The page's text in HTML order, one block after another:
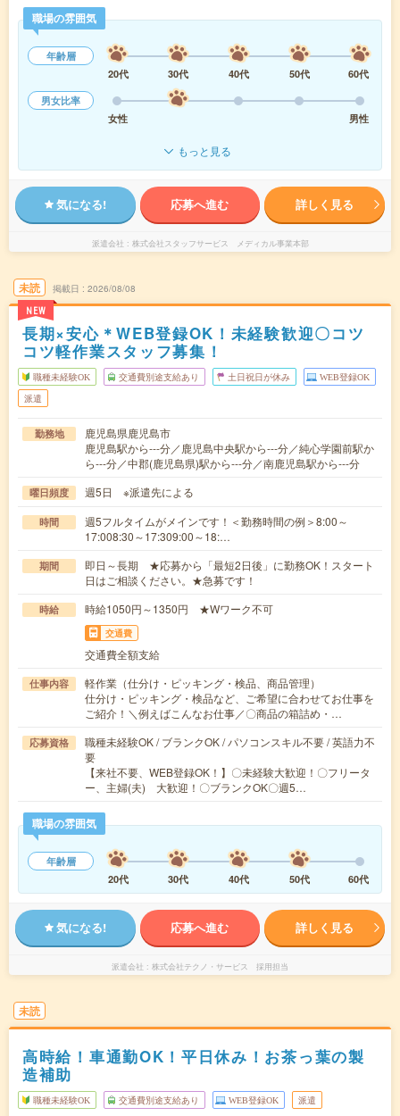
職場の雰囲気
年齢層
20代
30代 40代 50代
60代
男女比率
女性
男性
もっと見る
気になる! 応募へ進む 詳しく見る
派遣会社 株式会社スタッフサービス メディカル事業本部
未読
NEW
掲載日 2026/08/08
長期×安心＊WEB登録OK！未経験歓迎〇コツ
コツ軽作業スタッフ募集！
職種未経験OK 交通費別途支給あり 土日祝日が休み WEB登録OK
派遣
勤務地
鹿児島県鹿児島市
鹿児島駅から---分／鹿児島中央駅から---分／純心学園前駅か
ら---分／中郡(鹿児島県)駅から---分／南鹿児島駅から---分
曜日頻度 週5日 ※派遣先による
時間
週5フルタイムがメインです！＜勤務時間の例＞8:00～
17:008:30～17:309:00～18:…
期間
即日～長期 ★応募から「最短2日後」に勤務OK！スタート
日はご相談ください。★急募です！
時給 時給1050円～1350円 ★Wワーク不可
交通費
交通費全額支給
仕事内容
軽作業（仕分け・ピッキング・検品、商品管理）
仕分け・ピッキング・検品など、ご希望に合わせてお仕事を
ご紹介！＼例えばこんなお仕事／〇商品の箱詰め・…
応募資格
職種未経験OK / ブランクOK / パソコンスキル不要 / 英語力不
要
【来社不要、WEB登録OK！】〇未経験大歓迎！〇フリータ
ー、主婦(夫) 大歓迎！〇ブランクOK〇週5…
職場の雰囲気
年齢層
20代
30代 40代 50代 60代
気になる! 応募へ進む 詳しく見る
派遣会社 株式会社テクノ・サービス 採用担当
未読
高時給！車通勤OK！平日休み！お茶っ葉の製
造補助
職種未経験OK 交通費別途支給あり WEB登録OK 派遣